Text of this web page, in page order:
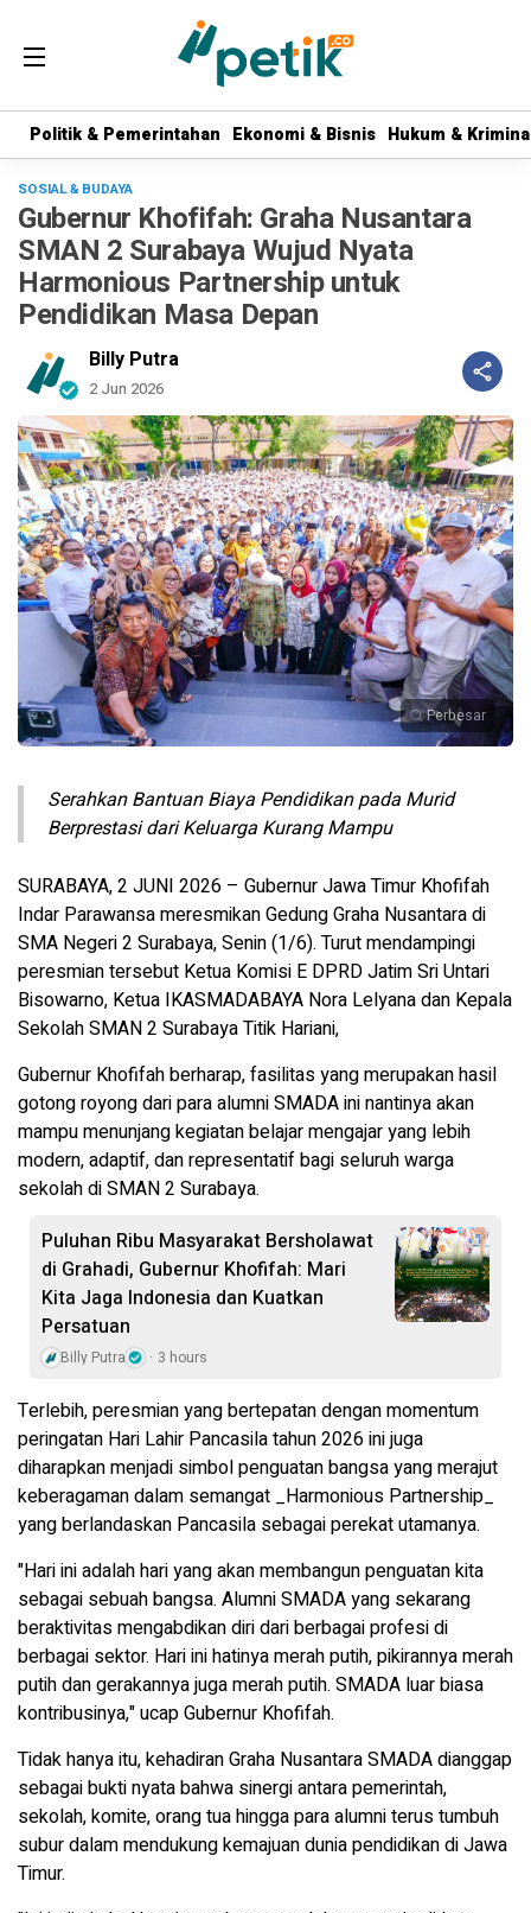
Politik & Pemerintahan Ekonomi & Bisnis Hukum &
Politik & Pemerintahan Ekonomi & Bisnis Hukum &
SOSIAL & BUDAYA
Gubernur Khofifah: Graha Nusantara
SMAN 2 Surabaya Wujud Nyata
Harmonious Partnership untuk
Pendidikan Masa Depan
Billy Putra
2 Jun 2026
Perbesar
Serahkan Bantuan Biaya Pendidikan pada Murid
Berprestasi dari Keluarga Kurang Mampu
SURABAYA, 2 JUNI 2026 – Gubernur Jawa Timur Khofifah
Indar Parawansa meresmikan Gedung Graha Nusantara di
SMA Negeri 2 Surabaya, Senin (1/6). Turut mendampingi
peresmian tersebut Ketua Komisi E DPRD Jatim Sri Untari
Bisowarno, Ketua IKASMADABAYA Nora Lelyana dan Kepala
Sekolah SMAN 2 Surabaya Titik Hariani,
Gubernur Khofifah berharap, fasilitas yang merupakan hasil
gotong royong dari para alumni SMADA ini nantinya akan
mampu menunjang kegiatan belajar mengajar yang lebih
modern, adaptif, dan representatif bagi seluruh warga
sekolah di SMAN 2 Surabaya.
Puluhan Ribu Masyarakat Bersholawat
di Grahadi, Gubernur Khofifah: Mari
Kita Jaga Indonesia dan Kuatkan
Persatuan
Billy Putra 3 hours
Terlebih, peresmian yang bertepatan dengan momentum
peringatan Hari Lahir Pancasila tahun 2026 ini juga
diharapkan menjadi simbol penguatan bangsa yang merajut
keberagaman dalam semangat _Harmonious Partnership_
yang berlandaskan Pancasila sebagai perekat utamanya.
"Hari ini adalah hari yang akan membangun penguatan kita
sebagai sebuah bangsa. Alumni SMADA yang sekarang
beraktivitas mengabdikan diri dari berbagai profesi di
berbagai sektor. Hari ini hatinya merah putih, pikirannya merah
putih dan gerakannya juga merah putih. SMADA luar biasa
kontribusinya," ucap Gubernur Khofifah.
Tidak hanya itu, kehadiran Graha Nusantara SMADA dianggap
sebagai bukti nyata bahwa sinergi antara pemerintah,
sekolah, komite, orang tua hingga para alumni terus tumbuh
subur dalam mendukung kemajuan dunia pendidikan di Jawa
Timur.